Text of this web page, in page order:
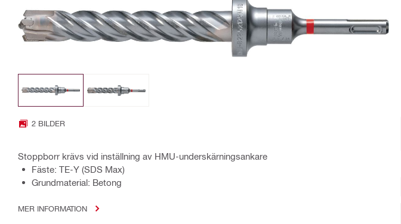
2 BILDER
Stoppborr krävs vid inställning av HMU-underskärningsankare
Fäste: TE-Y (SDS Max)
Grundmaterial: Betong
MER INFORMATION